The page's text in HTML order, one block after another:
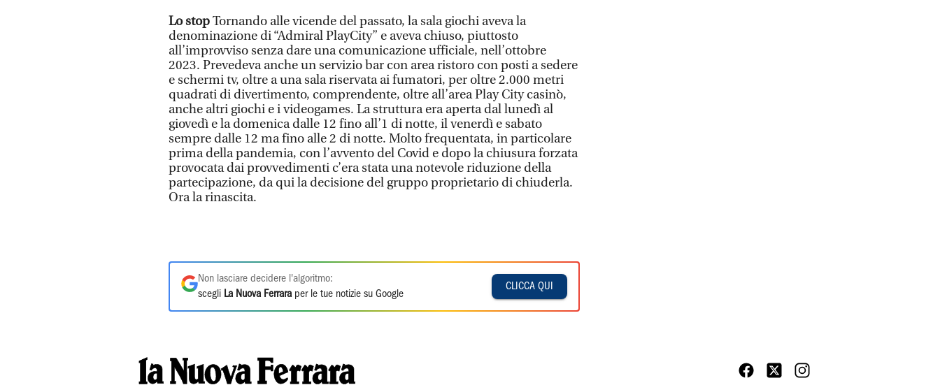
Lo stopTornando alle vicende del passato, la sala giochi aveva la
denominazione di “Admiral PlayCity” e aveva chiuso, piuttosto
all’improvviso senza dare una comunicazione ufficiale, nell’ottobre
2023. Prevedeva anche un servizio bar con area ristoro con posti a sedere
e schermi tv, oltre a una sala riservata ai fumatori, per oltre 2.000 metri
quadrati di divertimento, comprendente, oltre all’area Play City casinò,
anche altri giochi e i videogames. La struttura era aperta dal lunedì al
giovedì e la domenica dalle 12 fino all’1 di notte, il venerdì e sabato
sempre dalle 12 ma fino alle 2 di notte. Molto frequentata, in particolare
prima della pandemia, con l’avvento del Covid e dopo la chiusura forzata
provocata dai provvedimenti c’era stata una notevole riduzione della
partecipazione, da qui la decisione del gruppo proprietario di chiuderla.
Ora la rinascita.
Non lasciare decidere l'algoritmo:
scegli La Nuova Ferrara per le tue notizie su Google
CLICCA QUI